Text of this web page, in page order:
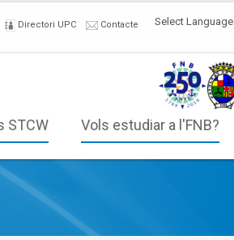
Select Language
Directori UPC Contacte
STCW Vols estudiar a l'FNB?